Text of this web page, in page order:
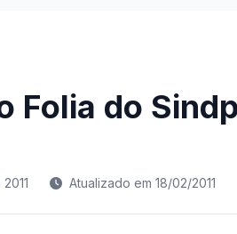
Folia do
Atualizado em 18/02/2011